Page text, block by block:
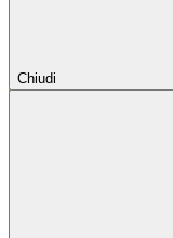
Chiudi